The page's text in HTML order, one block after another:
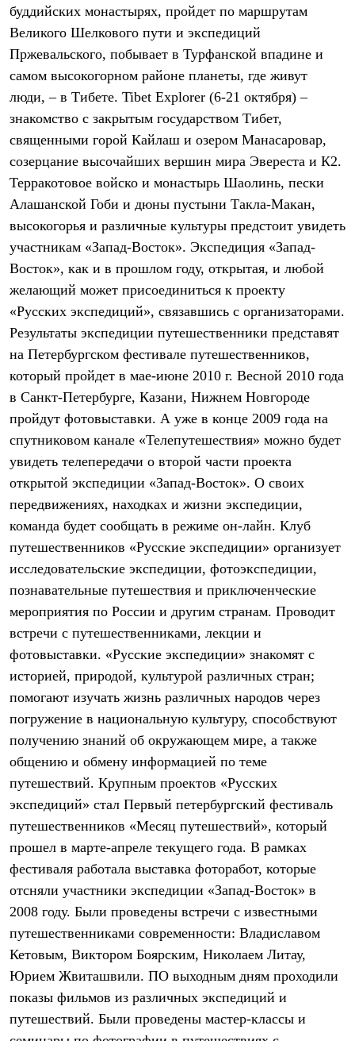
Куртки
Флисовая одежда
Куртки
Брюки
Комбинезоны
Термобелье
Палатки и тенты
Палатки
Тенты
Аксессуары для палаток
Рюкзаки
Легкоходные
Альпинистские
Городские
Аксессуары для рюкзаков
Спальные мешки
Пуховые
С синтетическим утеплителем
Аксессуары для спальников
Сумки и баулы
Баулы
Кошельки
Сумки
Гермомешки
Полезные аксессуары
Книги
Коврики
Обувь
Женская обувь
Ботинки
Мужская обувь
Кроссовки
Сапоги
Гамаши
Бахилы
Тапочки и чуни
Тапочки
Чуни
Уход за обувью
Головные уборы
Шапки
Балаклавы и маски
Кепки и бейсболки
Повязки
Шарфы
Панамы
Перчатки и рукавицы
Перчатки
Носки
Полезные аксессуары
Ремни
Шевроны
Опушки
Термоковрики
Уход за одеждой
В Арктику
буддийских монастырях, пройдет по маршрутам
Великого Шелкового пути и экспедиций
Пржевальского, побывает в Турфанской впадине и
самом высокогорном районе планеты, где живут
люди, – в Тибете. Tibet Explorer (6-21 октября) –
знакомство с закрытым государством Тибет,
священными горой Кайлаш и озером Манасаровар,
созерцание высочайших вершин мира Эвереста и К2.
Терракотовое войско и монастырь Шаолинь, пески
Алашанской Гоби и дюны пустыни Такла-Макан,
высокогорья и различные культуры предстоит увидеть
участникам «Запад-Восток». Экспедиция «Запад-
Восток», как и в прошлом году, открытая, и любой
желающий может присоединиться к проекту
«Русских экспедиций», связавшись с организаторами.
Результаты экспедиции путешественники представят
на Петербургском фестивале путешественников,
который пройдет в мае-июне 2010 г. Весной 2010 года
в Санкт-Петербурге, Казани, Нижнем Новгороде
пройдут фотовыставки. А уже в конце 2009 года на
спутниковом канале «Телепутешествия» можно будет
увидеть телепередачи о второй части проекта
открытой экспедиции «Запад-Восток». О своих
передвижениях, находках и жизни экспедиции,
команда будет сообщать в режиме он-лайн. Клуб
путешественников «Русские экспедиции» организует
исследовательские экспедиции, фотоэкспедиции,
познавательные путешествия и приключенческие
мероприятия по России и другим странам. Проводит
встречи с путешественниками, лекции и
фотовыставки. «Русские экспедиции» знакомят с
историей, природой, культурой различных стран;
помогают изучать жизнь различных народов через
погружение в национальную культуру, способствуют
получению знаний об окружающем мире, а также
общению и обмену информацией по теме
путешествий. Крупным проектов «Русских
экспедиций» стал Первый петербургский фестиваль
путешественников «Месяц путешествий», который
прошел в марте-апреле текущего года. В рамках
фестиваля работала выставка фоторабот, которые
отсняли участники экспедиции «Запад-Восток» в
2008 году. Были проведены встречи с известными
путешественниками современности: Владиславом
Кетовым, Виктором Боярским, Николаем Литау,
Юрием Жвиташвили. ПО выходным дням проходили
показы фильмов из различных экспедиций и
путешествий. Были проведены мастер-классы и